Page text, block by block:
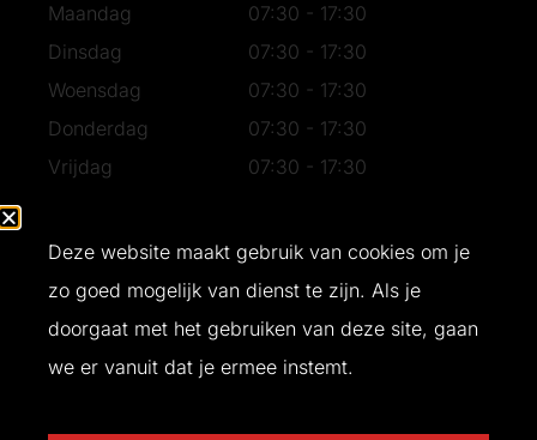
Maandag
07:30 - 17:30
Dinsdag
07:30 - 17:30
Woensdag
07:30 - 17:30
Donderdag
07:30 - 17:30
Vrijdag
07:30 - 17:30
Zondag
Gesloten
Deze website maakt gebruik van cookies om je
zo goed mogelijk van dienst te zijn. Als je
doorgaat met het gebruiken van deze site, gaan
we er vanuit dat je ermee instemt.